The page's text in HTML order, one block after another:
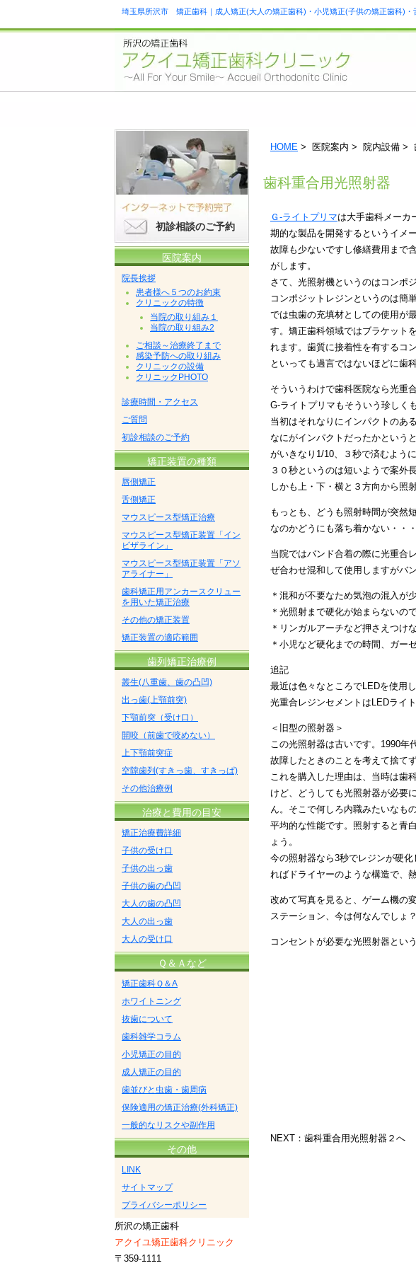
埼玉県所沢市 矯正歯科｜成人矯正(大人の矯正歯科)・小児矯正(子供の矯正歯科)
HOME > 医院案内 > 院内設備 >
歯科重合用光照射器
Ｇ-ライトプリマは大手歯科メーカ
期的な製品を開発するというイメ
故障も少ないですし修繕費用まで
がします。
さて、光照射機というのはコンポ
コンポジットレジンというのは簡
では虫歯の充填材としての使用が
す。矯正歯科領域ではブラケット
れます。歯質に接着性を有するコ
といっても過言ではないほどに歯
そういうわけで歯科医院なら光重
G-ライトプリマもそういう珍しく
当初はそれなりにインパクトのあ
なにがインパクトだったかという
がいきなり1/10、３秒で済むように
３０秒というのは短いようで案外
しかも上・下・横と３方向から照
もっとも、どうも照射時間が突然
なのかどうにも落ち着かない・・
当院ではバンド合着の際に光重合
ぜ合わせ混和して使用しますがバ
＊混和が不要なため気泡の混入が
＊光照射まで硬化が始まらないの
＊リンガルアーチなど押さえつけ
＊小児など硬化までの時間、ガー
追記
最近は色々なところでLEDを使用
光重合レジンセメントはLEDライ
＜旧型の照射器＞
この光照射器は古いです。1990年
故障したときのことを考えて捨て
これを購入した理由は、当時は歯
けど、どうしても光照射器が必要
ん。そこで何しろ内職みたいなも
平均的な性能です。照射すると青
ょう。
今の照射器なら3秒でレジンが硬
ればドライヤーのような構造で、
改めて写真を見ると、ゲーム機の
ステーション、今は何なんでしょ？
コンセントが必要な光照射器とい
NEXT：歯科重合用光照射器２へ
初診相談のご予約
医院案内
院長挨拶
患者様へ５つのお約束
クリニックの特徴
当院の取り組み１
当院の取り組み2
ご相談～治療終了まで
感染予防への取り組み
クリニックの設備
クリニックPHOTO
診療時間・アクセス
ご質問
初診相談のご予約
矯正装置の種類
唇側矯正
舌側矯正
マウスピース型矯正治療
マウスピース型矯正装置「イン
ビザライン」
マウスピース型矯正装置「アソ
アライナー」
歯科矯正用アンカースクリュー
を用いた矯正治療
その他の矯正装置
矯正装置の適応範囲
歯列矯正治療例
叢生(八重歯、歯の凸凹)
出っ歯(上顎前突)
下顎前突（受け口）
開咬（前歯で咬めない）
上下顎前突症
空隙歯列(すきっ歯、すきっぱ)
その他治療例
治療と費用の目安
矯正治療費詳細
子供の受け口
子供の出っ歯
子供の歯の凸凹
大人の歯の凸凹
大人の出っ歯
大人の受け口
Ｑ＆Ａなど
矯正歯科Ｑ＆A
ホワイトニング
抜歯について
歯科雑学コラム
小児矯正の目的
成人矯正の目的
歯並びと虫歯・歯周病
保険適用の矯正治療(外科矯正)
一般的なリスクや副作用
その他
LINK
サイトマップ
プライバシーポリシー
所沢の矯正歯科
アクイユ矯正歯科クリニック
〒359-1111